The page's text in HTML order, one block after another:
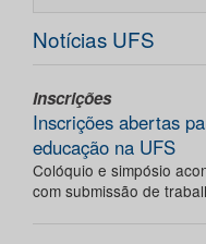
Notícias UFS
Inscrições
Inscrições abertas
educação na UFS
Colóquio e simpósio
com submissão de